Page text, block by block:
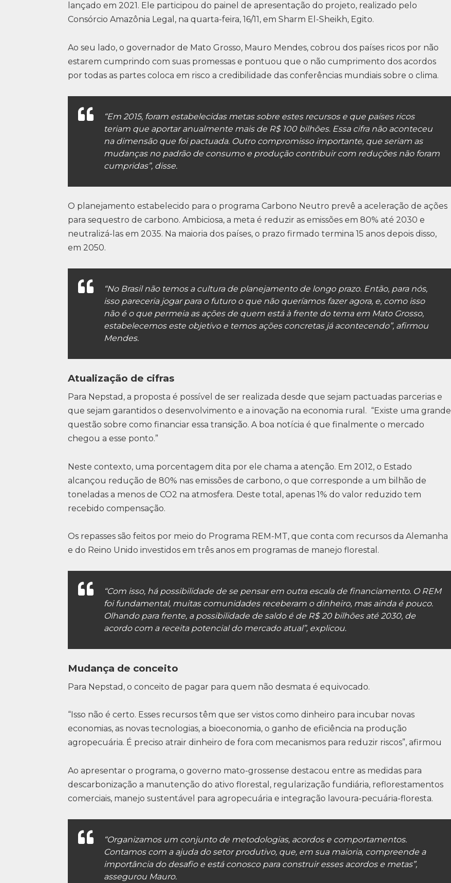
lançado em 2021. Ele participou do painel de apresentação do projeto, realizado pelo
Consórcio Amazônia Legal, na quarta-feira, 16/11, em Sharm El-Sheikh, Egito.
Ao seu lado, o governador de Mato Grosso, Mauro Mendes, cobrou dos países ricos por não
estarem cumprindo com suas promessas e pontuou que o não cumprimento dos acordos
por todas as partes coloca em risco a credibilidade das conferências mundiais sobre o clima.
“Em 2015, foram estabelecidas metas sobre estes recursos e que países ricos
teriam que aportar anualmente mais de R$ 100 bilhões. Essa cifra não aconteceu
na dimensão que foi pactuada. Outro compromisso importante, que seriam as
mudanças no padrão de consumo e produção contribuir com reduções não foram
cumpridas”, disse.
O planejamento estabelecido para o programa Carbono Neutro prevê a aceleração de ações
para sequestro de carbono. Ambiciosa, a meta é reduzir as emissões em 80% até 2030 e
neutralizá-las em 2035. Na maioria dos países, o prazo firmado termina 15 anos depois disso,
em 2050.
“No Brasil não temos a cultura de planejamento de longo prazo. Então, para nós,
isso pareceria jogar para o futuro o que não queríamos fazer agora, e, como isso
não é o que permeia as ações de quem está à frente do tema em Mato Grosso,
estabelecemos este objetivo e temos ações concretas já acontecendo”, afirmou
Mendes.
Atualização de cifras
Para Nepstad, a proposta é possível de ser realizada desde que sejam pactuadas parcerias e
que sejam garantidos o desenvolvimento e a inovação na economia rural. “Existe uma grande
questão sobre como financiar essa transição. A boa notícia é que finalmente o mercado
chegou a esse ponto.”
Neste contexto, uma porcentagem dita por ele chama a atenção. Em 2012, o Estado
alcançou redução de 80% nas emissões de carbono, o que corresponde a um bilhão de
toneladas a menos de CO2 na atmosfera. Deste total, apenas 1% do valor reduzido tem
recebido compensação.
Os repasses são feitos por meio do Programa REM-MT, que conta com recursos da Alemanha
e do Reino Unido investidos em três anos em programas de manejo florestal.
“Com isso, há possibilidade de se pensar em outra escala de financiamento. O REM
foi fundamental, muitas comunidades receberam o dinheiro, mas ainda é pouco.
Olhando para frente, a possibilidade de saldo é de R$ 20 bilhões até 2030, de
acordo com a receita potencial do mercado atual”, explicou.
Mudança de conceito
Para Nepstad, o conceito de pagar para quem não desmata é equivocado.
“Isso não é certo. Esses recursos têm que ser vistos como dinheiro para incubar novas
economias, as novas tecnologias, a bioeconomia, o ganho de eficiência na produção
agropecuária. É preciso atrair dinheiro de fora com mecanismos para reduzir riscos”, afirmou
Ao apresentar o programa, o governo mato-grossense destacou entre as medidas para
descarbonização a manutenção do ativo florestal, regularização fundiária, reflorestamentos
comerciais, manejo sustentável para agropecuária e integração lavoura-pecuária-floresta.
“Organizamos um conjunto de metodologias, acordos e comportamentos.
Contamos com a ajuda do setor produtivo, que, em sua maioria, compreende a
importância do desafio e está conosco para construir esses acordos e metas”,
assegurou Mauro.